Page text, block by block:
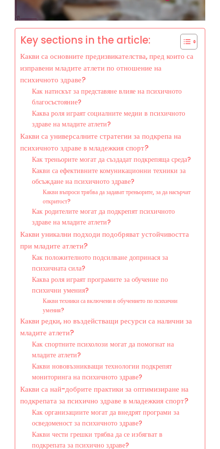
Key sections in the article:
Какви са основните предизвикателства, пред които са
изправени младите атлети по отношение на
психичното здраве?
Как натискът за представяне влияе на психичното
благосъстояние?
Каква роля играят социалните медии в психичното
здраве на младите атлети?
Какви са универсалните стратегии за подкрепа на
психичното здраве в младежкия спорт?
Как треньорите могат да създадат подкрепяща среда?
Какви са ефективните комуникационни техники за
обсъждане на психичното здраве?
Какви въпроси трябва да задават треньорите, за да насърчат
откритост?
Как родителите могат да подкрепят психичното
здраве на младите атлети?
Какви уникални подходи подобряват устойчивостта
при младите атлети?
Как положителното подсилване допринася за
психичната сила?
Каква роля играят програмите за обучение по
психични умения?
Какви техники са включени в обучението по психични
умения?
Какви редки, но въздействащи ресурси са налични за
младите атлети?
Как спортните психолози могат да помогнат на
младите атлети?
Какви нововъзникващи технологии подкрепят
мониторинга на психичното здраве?
Какви са най-добрите практики за оптимизиране на
подкрепата за психично здраве в младежкия спорт?
Как организациите могат да внедрят програми за
осведоменост за психичното здраве?
Какви чести грешки трябва да се избягват в
подкрепата за психично здраве?